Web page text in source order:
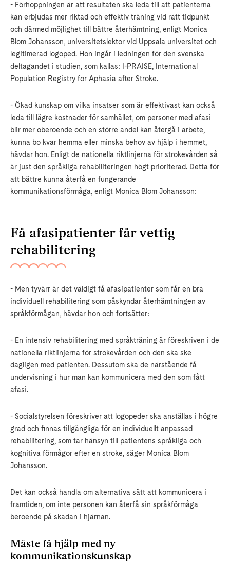
- Förhoppningen är att resultaten ska leda till att patienterna
kan erbjudas mer riktad och effektiv träning vid rätt tidpunkt
och därmed möjlighet till bättre återhämtning, enligt Monica
Blom Johansson, universitetslektor vid Uppsala universitet och
legitimerad logoped. Hon ingår i ledningen för den svenska
deltagandet i studien, som kallas: I-PRAISE, International
Population Registry for Aphasia after Stroke.
- Ökad kunskap om vilka insatser som är effektivast kan också
leda till lägre kostnader för samhället, om personer med afasi
blir mer oberoende och en större andel kan återgå i arbete,
kunna bo kvar hemma eller minska behov av hjälp i hemmet,
hävdar hon. Enligt de nationella riktlinjerna för strokevården så
är just den språkliga rehabiliteringen högt prioriterad. Detta för
att bättre kunna återfå en fungerande
kommunikationsförmåga, enligt Monica Blom Johansson:
Få afasipatienter får vettig
rehabilitering
- Men tyvärr är det väldigt få afasipatienter som får en bra
individuell rehabilitering som påskyndar återhämtningen av
språkförmågan, hävdar hon och fortsätter:
- En intensiv rehabilitering med språkträning är föreskriven i de
nationella riktlinjerna för strokevården och den ska ske
dagligen med patienten. Dessutom ska de närstående få
undervisning i hur man kan kommunicera med den som fått
afasi.
- Socialstyrelsen föreskriver att logopeder ska anställas i högre
grad och finnas tillgängliga för en individuellt anpassad
rehabilitering, som tar hänsyn till patientens språkliga och
kognitiva förmågor efter en stroke, säger Monica Blom
Johansson.
Det kan också handla om alternativa sätt att kommunicera i
framtiden, om inte personen kan återfå sin språkförmåga
beroende på skadan i hjärnan.
Måste få hjälp med ny
kommunikationskunskap